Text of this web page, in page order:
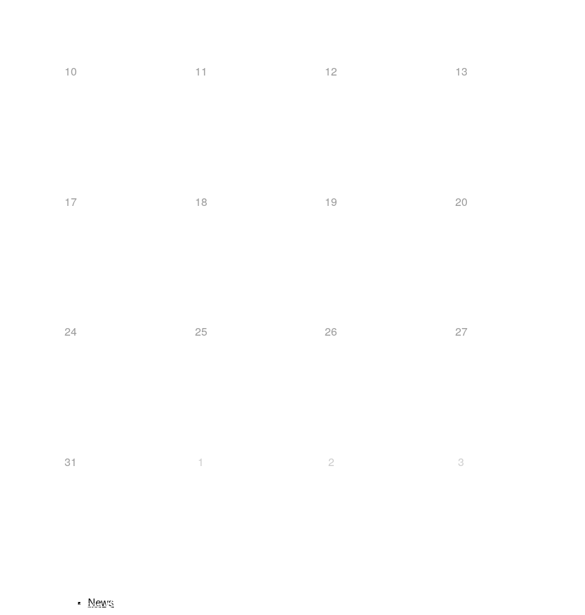
News
10 11 12 13
17 18 19 20
24 25 26 27
31 1 2 3
Athletiktest Bayerischer Schülercup